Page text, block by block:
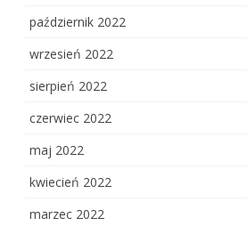
październik 2022
wrzesień 2022
sierpień 2022
czerwiec 2022
maj 2022
kwiecień 2022
marzec 2022